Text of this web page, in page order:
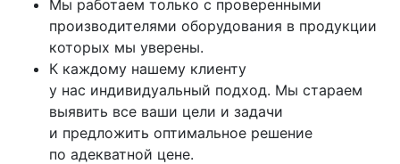
Мы работаем только с проверенными
производителями оборудования в продукции
которых мы уверены.
К каждому нашему клиенту
у нас индивидуальный подход. Мы стараем
выявить все ваши цели и задачи
и предложить оптимальное решение
по адекватной цене.